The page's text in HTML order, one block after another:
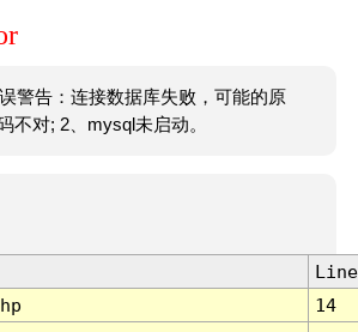
警告：连接数据库失败，可能的原
不对; 2、mysql未启动。
Line
14